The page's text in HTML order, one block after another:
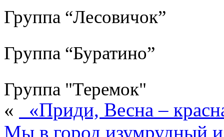
Группа “Лесовичок”
Группа “Буратино”
Группа "Теремок"
«
«Приди, Весна –
Мы в город изумрудный